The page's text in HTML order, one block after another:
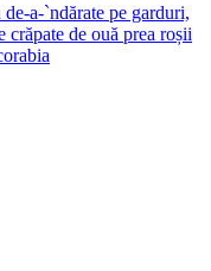
a-`ndărate pe garduri,
de ouă prea roșii